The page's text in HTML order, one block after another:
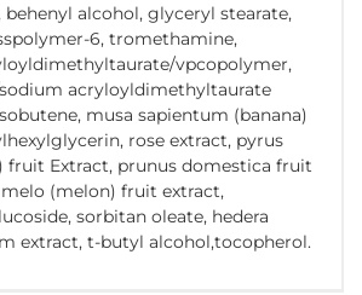
alcohol, glyceryl stearate,
6, tromethamine,
vpcopolymer,
acryloyldimethyltaurate
musa sapientum (banana)
rose extract, pyrus
fruit Extract, prunus domestica fruit
(melon) fruit extract,
sorbitan oleate, hedera
extract, t-butyl alcohol,tocopherol.